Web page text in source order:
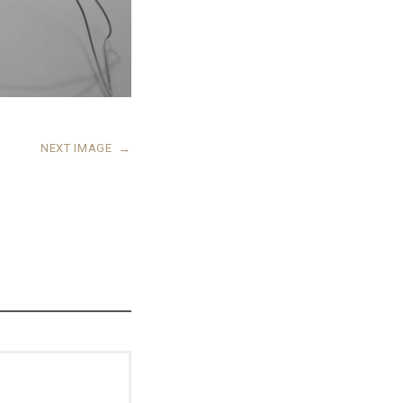
NEXT IMAGE →